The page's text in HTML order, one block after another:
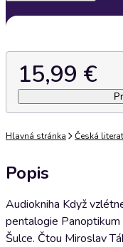
15,99 €
Hlavná stránka Česká
Popis
Audiokniha Když
pentalogie Panoptikum
Šulce. Čtou Miroslav